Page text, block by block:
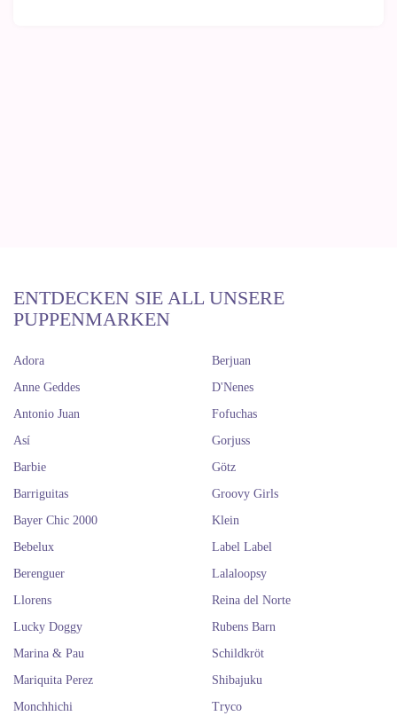
ENTDECKEN SIE ALL UNSERE
PUPPENMARKEN
Adora
Anne Geddes
Antonio Juan
Así
Barbie
Barriguitas
Bayer Chic 2000
Bebelux
Berenguer
Berjuan
D'Nenes
Fofuchas
Gorjuss
Götz
Groovy Girls
Klein
Label Label
Lalaloopsy
Llorens
Lucky Doggy
Marina & Pau
Mariquita Perez
Monchhichi
Reina del Norte
Rubens Barn
Schildkröt
Shibajuku
Tryco